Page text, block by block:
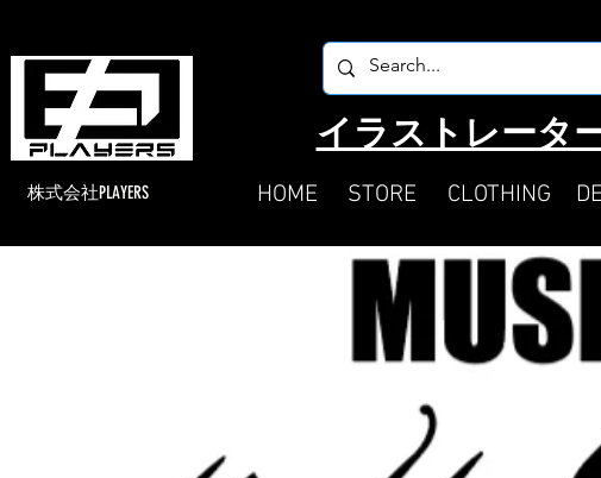
​株式会社PLAYERS
イラストレーター
HOME STORE CLOTHING